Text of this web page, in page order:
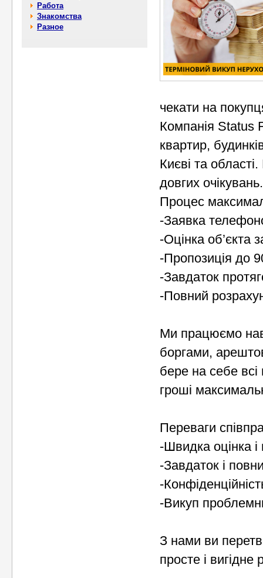
Работа
Знакомства
Разное
чекати на
Компанія Status
квартир,
Києві та
довгих очікувань.
Процес
-Заявка
-Оцінка об’єкта
-Пропозиція до
-Завдаток
-Повний
Ми працюємо
боргами,
бере на себе
гроші
Переваги
-Швидка оцінка
-Завдаток і
-
-Викуп
З нами ви
просте і